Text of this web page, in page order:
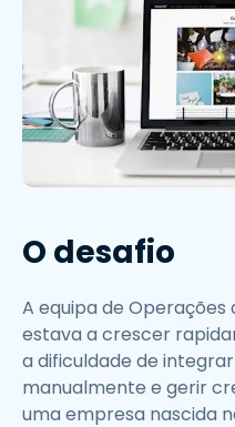
O desafio
A equipa de Operações
estava a crescer
a dificuldade de
manualmente e gerir
uma empresa nascida